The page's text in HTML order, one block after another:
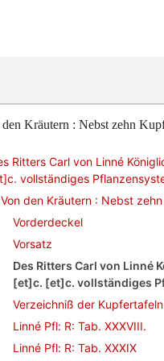
Kräutern : Nebst zehn
Ritters Carl von Linné
vollständiges
Von den Kräutern : Nebst
Vorderdeckel
Vorsatz
Des Ritters Carl von Linné
[et]c. [et]c. vollständiges
Verzeichniß der
Linné Pfl: R: Tab. XXXVIII.
Linné Pfl: R: Tab. XXXIX